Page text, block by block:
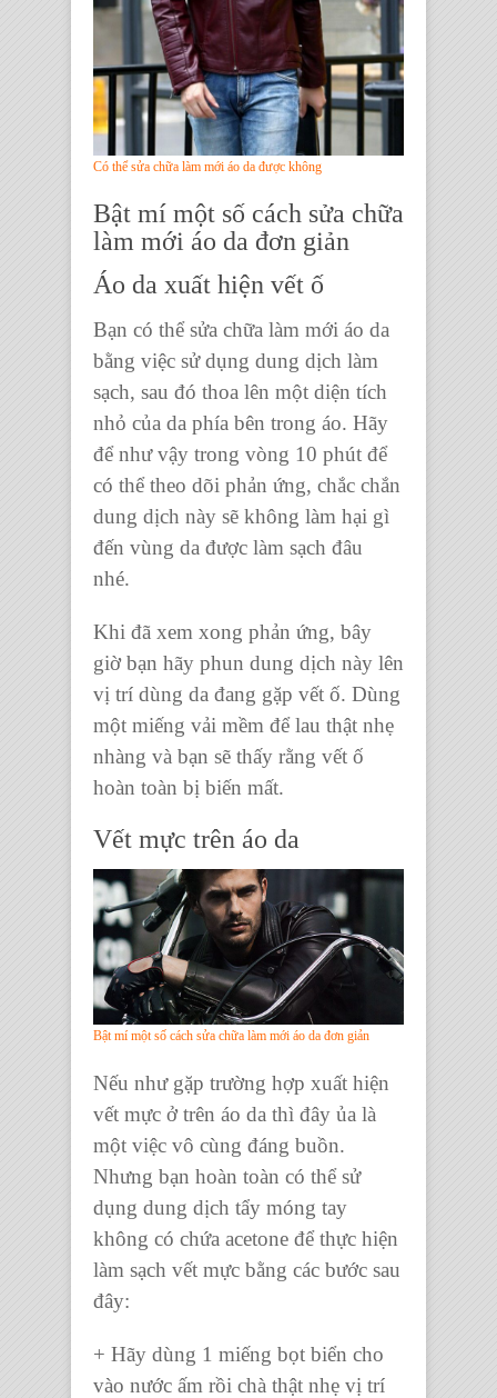
Có thể sửa chữa làm mới áo da được không
Bật mí một số cách sửa chữa
làm mới áo da đơn giản
Áo da xuất hiện vết ố
Bạn có thểsửa chữa làm mới áo da
bằng việc sử dụng dung dịch làm
sạch, sau đó thoa lên một diện tích
nhỏ của da phía bên trong áo. Hãy
để như vậy trong vòng 10 phút để
có thể theo dõi phản ứng, chắc chắn
dung dịch này sẽ không làm hại gì
đến vùng da được làm sạch đâu
nhé.
Khi đã xem xong phản ứng, bây
giờ bạn hãy phun dung dịch này lên
vị trí dùng da đang gặp vết ố. Dùng
một miếng vải mềm để lau thật nhẹ
nhàng và bạn sẽ thấy rằng vết ố
hoàn toàn bị biến mất.
Vết mực trên áo da
Bật mí một số cách sửa chữa làm mới áo da đơn giản
Nếu như gặp trường hợp xuất hiện
vết mực ở trên áo da thì đây ủa là
một việc vô cùng đáng buồn.
Nhưng bạn hoàn toàn có thể sử
dụng dung dịch tẩy móng tay
không có chứa acetone để thực hiện
làm sạch vết mực bằng các bước sau
đây:
+ Hãy dùng 1 miếng bọt biển cho
vào nước ấm rồi chà thật nhẹ vị trí